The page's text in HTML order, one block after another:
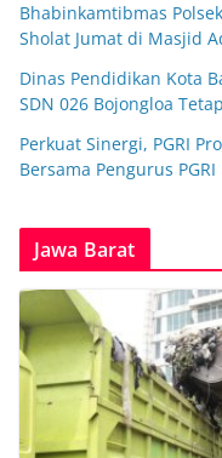
Bhabinkamtibmas
Sholat Jumat di Masjid
Dinas Pendidikan Kota
SDN 026 Bojongloa
Perkuat Sinergi, PGRI
Bersama Pengurus
Jawa Barat